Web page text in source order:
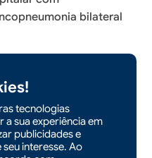
tecnologias
a sua experiência em
publicidades e
interesse. Ao
bilateral
02/2026 - 20h16